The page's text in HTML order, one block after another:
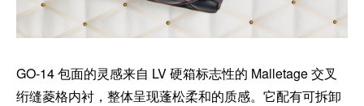
GO-14 包面的灵感来自 LV 硬箱标志性的 Malletage 交叉
绗缝菱格内衬，整体呈现蓬松柔和的质感。它配有可拆卸